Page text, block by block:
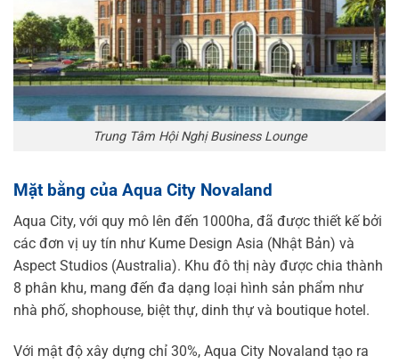
Trung Tâm Hội Nghị Business Lounge
Mặt bằng của Aqua City Novaland
Aqua City, với quy mô lên đến 1000ha, đã được thiết kế bởi
các đơn vị uy tín như Kume Design Asia (Nhật Bản) và
Aspect Studios (Australia). Khu đô thị này được chia thành
8 phân khu, mang đến đa dạng loại hình sản phẩm như
nhà phố, shophouse, biệt thự, dinh thự và boutique hotel.
Với mật độ xây dựng chỉ 30%, Aqua City Novaland tạo ra